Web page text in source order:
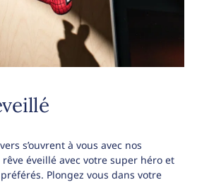
s’ouvrent à vous avec nos
éveillé avec votre super héro et
Plongez vous dans votre